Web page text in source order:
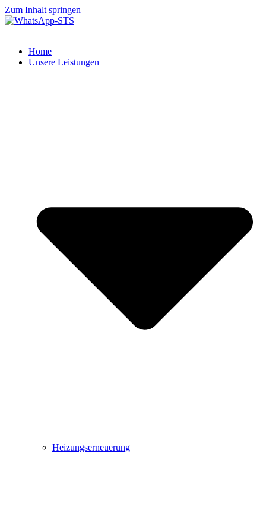
Zum Inhalt springen
Home
Unsere Leistungen
Heizungserneuerung